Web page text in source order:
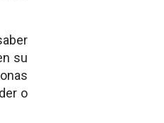
su
o